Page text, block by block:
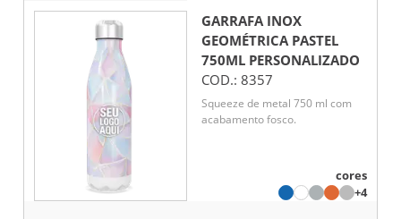
GARRAFA INOX
GEOMÉTRICA PASTEL
750ML PERSONALIZADO
COD.: 8357
Squeeze de metal 750 ml com
acabamento fosco.
cores
+4